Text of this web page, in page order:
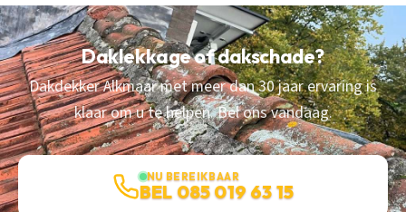
Daklekkage of dakschade?
Dakdekker Alkmaar met meer dan 30 jaar ervaring is
klaar om u te helpen. Bel ons vandaag.
NU BEREIKBAAR
BEL 085 019 63 15